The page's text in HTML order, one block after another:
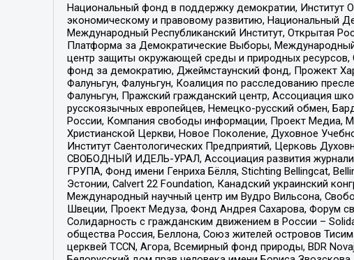
Национальный фонд в поддержку демократии,
экономическому и правовому развитию, Национальный
Международный Республиканский Институт, Открытая
Платформа за Демократические Выборы,
центр защиты окружающей среды и природных ресурсов,
фонд за демократию, Джеймстаунский фонд, Прожект
Фалуньгун, Фалуньгун, Коалиция по расследованию
Фалуньгун, Пражский гражданский центр, Ассоциация
русскоязычных европейцев, Немецко-русский обмен,
России, Компания свободы информации, Проект Медиа,
Христианской Церкви, Новое Поколение, Духовное
Институт Саентологических Предприятий, Церковь
СВОБОДНЫЙ ИДЕЛЬ-УРАЛ, Ассоциация развития
ГРУПА, Фонд имени Генриха Бёлля, Stichting Bellingcat,
Эстонии, Calvert 22 Foundation, Канадский украинский
Международный научный центр им Вудро Вильсона,
Швеции, Проект Медуза, Фонд Андрея Сахарова, Форум
Солидарность с гражданским движением в России –
общества Россия, Беллона, Союз жителей островов
церквей TCCN, Агора, Всемирный фонд природы, BDR